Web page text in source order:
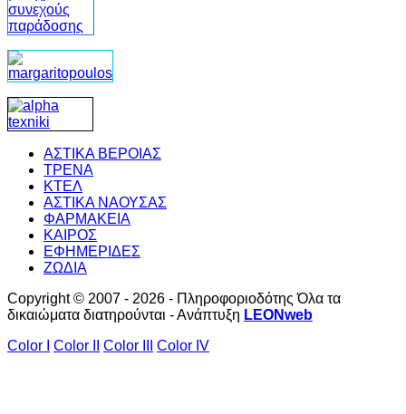
ΑΣΤΙΚΑ ΒΕΡΟΙΑΣ
ΤΡΕΝΑ
ΚΤΕΛ
ΑΣΤΙΚΑ ΝΑΟΥΣΑΣ
ΦΑΡΜΑΚΕΙΑ
ΚΑΙΡΟΣ
ΕΦΗΜΕΡΙΔΕΣ
ΖΩΔΙΑ
Copyright © 2007 - 2026 - Πληροφοριοδότης Όλα τα
δικαιώματα διατηρούνται - Ανάπτυξη LEONweb
Color I
Color II Color III Color IV